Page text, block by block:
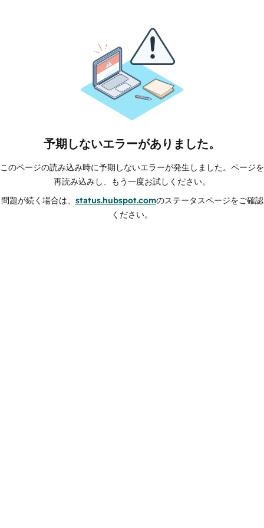
予期しないエラーがありました。
このページの読み込み時に予期しないエラーが発生しました。ページを
再読み込みし、もう一度お試しください。
問題が続く場合は、 status.hubspot.comのステータスページをご確認
ください。